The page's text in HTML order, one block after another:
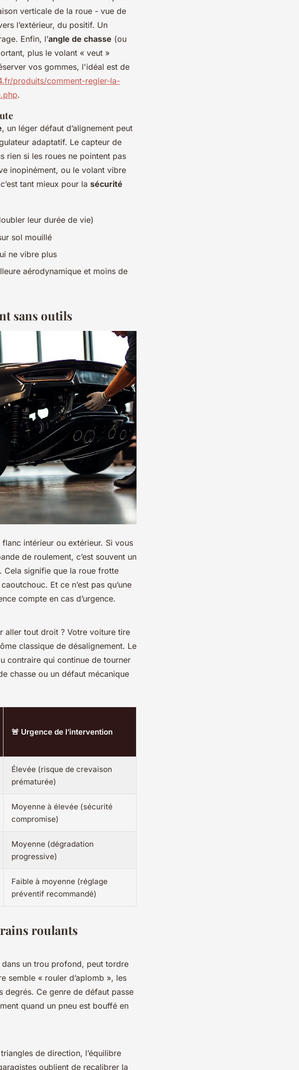
verticale de la roue - vue de
l’extérieur, du positif. Un
Enfin, l’angle de chasse (ou
plus le volant « veut »
vos gommes, l'idéal est de
produits/comment-regler-la-
.
, un léger défaut d’alignement peut
adaptatif. Le capteur de
rien si les roues ne pointent pas
inopinément, ou le volant vibre
tant mieux pour la sécurité
leur durée de vie)
sol mouillé
ne vibre plus
aérodynamique et moins de
sans outils
flanc intérieur ou extérieur. Si vous
de roulement, c’est souvent un
Cela signifie que la roue frotte
Et ce n’est pas qu’une
compte en cas d’urgence.
aller tout droit ? Votre voiture tire
classique de désalignement. Le
contraire qui continue de tourner
chasse ou un défaut mécanique
🚨 Urgence de l’intervention
Élevée (risque de crevaison
prématurée)
Moyenne à élevée (sécurité
compromise)
Moyenne (dégradation
progressive)
Faible à moyenne (réglage
préventif recommandé)
roulants
un trou profond, peut tordre
semble « rouler d’aplomb », les
degrés. Ce genre de défaut passe
quand un pneu est bouffé en
de direction, l’équilibre
oublient de recalibrer la